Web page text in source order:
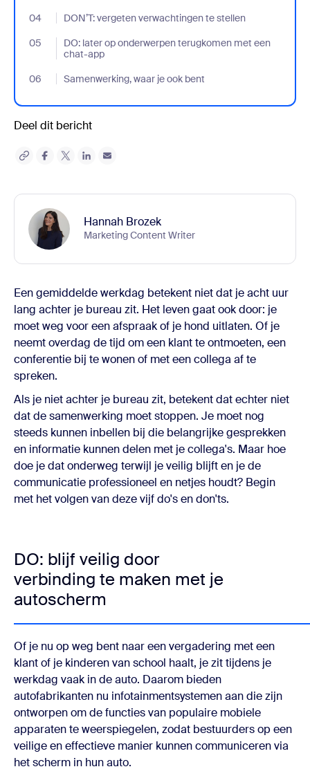
04 DON’T: vergeten verwachtingen te stellen
- Jumplink to DON’T: vergeten verwachtingen te stellen
05
DO: later op onderwerpen terugkomen met een
chat-app
- Jumplink to DO: later op onderwerpen terugkomen met een
06 Samenwerking, waar je ook bent
- Jumplink to Samenwerking, waar je ook bent
Deel dit bericht
Hannah Brozek
Marketing Content Writer
Een gemiddelde werkdag betekent niet dat je acht uur
lang achter je bureau zit. Het leven gaat ook door: je
moet weg voor een afspraak of je hond uitlaten. Of je
neemt overdag de tijd om een klant te ontmoeten, een
conferentie bij te wonen of met een collega af te
spreken.
Als je niet achter je bureau zit, betekent dat echter niet
dat de samenwerking moet stoppen. Je moet nog
steeds kunnen inbellen bij die belangrijke gesprekken
en informatie kunnen delen met je collega's. Maar hoe
doe je dat onderweg terwijl je veilig blijft en je de
communicatie professioneel en netjes houdt? Begin
met het volgen van deze vijf do's en don'ts.
DO: blijf veilig door
verbinding te maken met je
autoscherm
Of je nu op weg bent naar een vergadering met een
klant of je kinderen van school haalt, je zit tijdens je
werkdag vaak in de auto. Daarom bieden
autofabrikanten nu infotainmentsystemen aan die zijn
ontworpen om de functies van populaire mobiele
apparaten te weerspiegelen, zodat bestuurders op een
veilige en effectieve manier kunnen communiceren via
het scherm in hun auto.